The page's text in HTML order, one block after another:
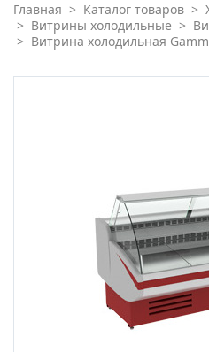
Главная > Каталог товаров >
> Витрины холодильные >
> Витрина холодильная